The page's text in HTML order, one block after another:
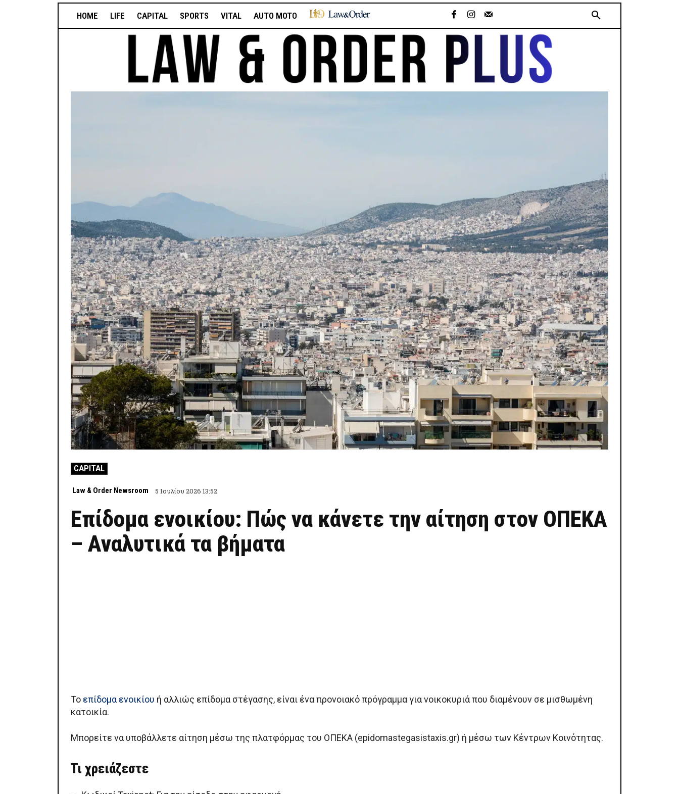
HOME LIFE CAPITAL SPORTS VITAL AUTO MOTO
CAPITAL
Law & Order Newsroom 5 Ιουλίου 2026 13:52
Επίδομα ενοικίου: Πώς να κάνετε την αίτηση στον ΟΠΕΚΑ
– Αναλυτικά τα βήματα
Το επίδομα ενοικίου ή αλλιώς επίδομα στέγασης, είναι ένα προνοιακό πρόγραμμα για νοικοκυριά που διαμένουν σε μισθωμένη
κατοικία.
Μπορείτε να υποβάλλετε αίτηση μέσω της πλατφόρμας του ΟΠΕΚΑ (epidomastegasistaxis.gr) ή μέσω των Κέντρων Κοινότητας.
Τι χρειάζεστε